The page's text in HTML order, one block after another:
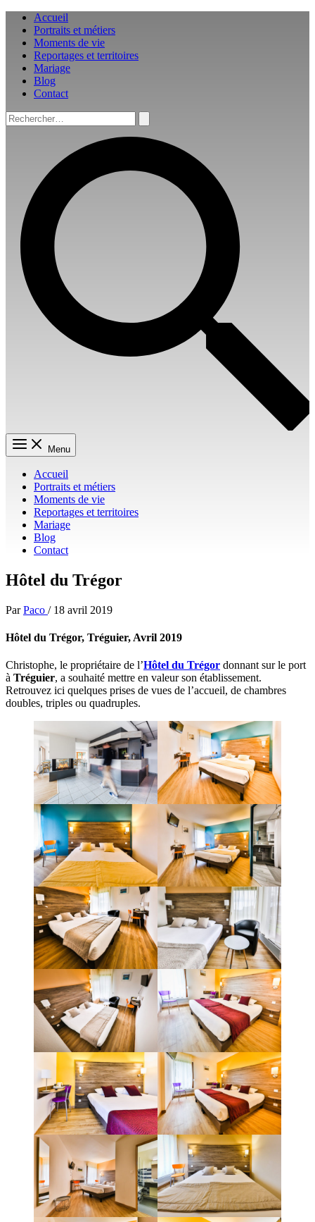
Aller
contenu
Accueil
Portraits et métiers
Moments de vie
Reportages et territoires
Mariage
Blog
Contact
Rechercher :
Menu
Accueil
Portraits et métiers
Moments de vie
Reportages et territoires
Mariage
Blog
Contact
Hôtel du Trégor
ParPaco / 18 avril 2019
Hôtel du Trégor, Tréguier, Avril 2019
Christophe, le propriétaire de l’Hôtel du Trégor donnant sur le port
à Tréguier, a souhaité mettre en valeur son établissement.
Retrouvez ici quelques prises de vues de l’accueil, de chambres
doubles, triples ou quadruples.